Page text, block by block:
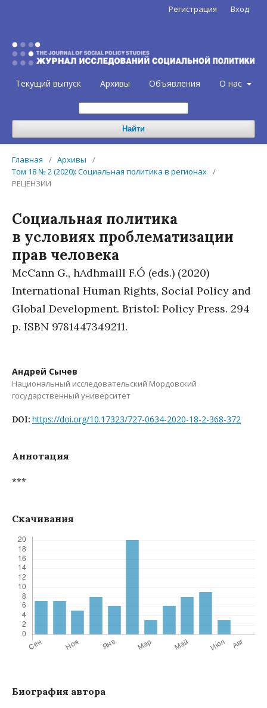
Текущий выпуск Архивы Объявления О нас
Найти
Регистрация Вход
Главная / Архивы
/
Том 18 № 2 (2020): Социальная политика в регионах /
РЕЦЕНЗИИ
Cоциальная политика
в условиях проблематизации
прав человека
McCann G., hAdhmaill F.Ó (eds.) (2020)
International Human Rights, Social Policy and
Global Development. Bristol: Policy Press. 294
p. ISBN 9781447349211.
Андрей Сычев
Национальный исследовательский Мордовский
государственный университет
DOI: https://doi.org/10.17323/727-0634-2020-18-2-368-372
Аннотация
***
Скачивания
Биография автора